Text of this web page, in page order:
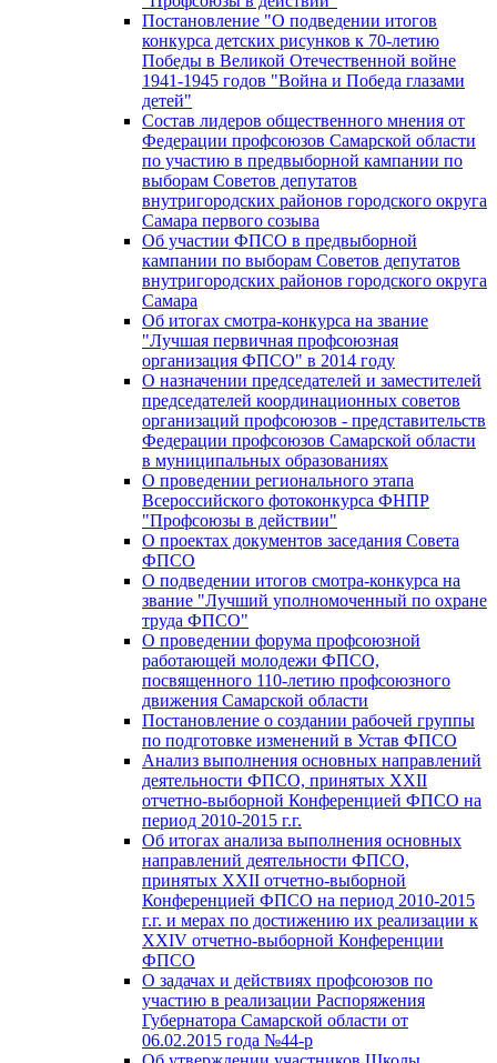
Постановление "О подведении итогов
конкурса детских рисунков к 70-летию
Победы в Великой Отечественной войне
1941-1945 годов "Война и Победа глазами
детей"
Состав лидеров общественного мнения от
Федерации профсоюзов Самарской области
по участию в предвыборной кампании по
выборам Советов депутатов
внутригородских районов городского округа
Самара первого созыва
Об участии ФПСО в предвыборной
кампании по выборам Советов депутатов
внутригородских районов городского округа
Самара
Об итогах смотра-конкурса на звание
"Лучшая первичная профсоюзная
организация ФПСО" в 2014 году
О назначении председателей и заместителей
председателей координационных советов
организаций профсоюзов - представительств
Федерации профсоюзов Самарской области
в муниципальных образованиях
О проведении регионального этапа
Всероссийского фотоконкурса ФНПР
"Профсоюзы в действии"
О проектах документов заседания Совета
ФПСО
О подведении итогов смотра-конкурса на
звание "Лучший уполномоченный по охране
труда ФПСО"
О проведении форума профсоюзной
работающей молодежи ФПСО,
посвященного 110-летию профсоюзного
движения Самарской области
Постановление о создании рабочей группы
по подготовке изменений в Устав ФПСО
Анализ выполнения основных направлений
деятельности ФПСО, принятых XXII
отчетно-выборной Конференцией ФПСО на
период 2010-2015 г.г.
Об итогах анализа выполнения основных
направлений деятельности ФПСО,
принятых XXII отчетно-выборной
Конференцией ФПСО на период 2010-2015
г.г. и мерах по достижению их реализации к
XXIV отчетно-выборной Конференции
ФПСО
О задачах и действиях профсоюзов по
участию в реализации Распоряжения
Губернатора Самарской области от
06.02.2015 года №44-р